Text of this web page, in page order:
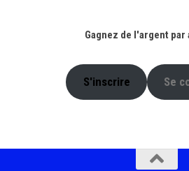
Gagnez de l'argent
S'inscrire Se